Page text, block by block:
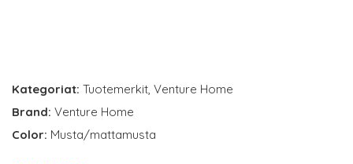
Kategoriat: Tuotemerkit, Venture Home
Brand: Venture Home
Color: Musta/mattamusta